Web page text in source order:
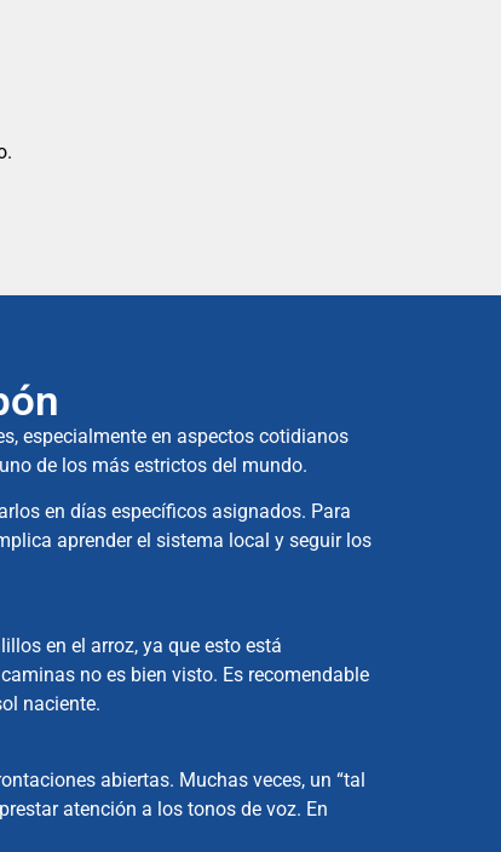
especialmente en aspectos cotidianos
de los más estrictos del mundo.
en días específicos asignados. Para
aprender el sistema local y seguir los
en el arroz, ya que esto está
no es bien visto. Es recomendable
naciente.
abiertas. Muchas veces, un “tal
atención a los tonos de voz. En